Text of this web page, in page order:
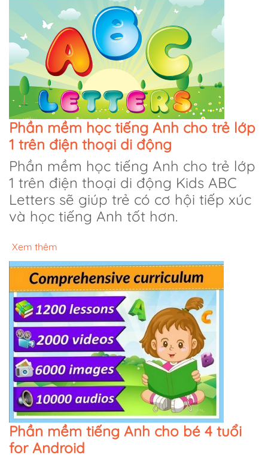
Phần mềm học tiếng Anh cho trẻ lớp
1 trên điện thoại di động
Phần mềm học tiếng Anh cho trẻ lớp
1 trên điện thoại di động Kids ABC
Letters sẽ giúp trẻ có cơ hội tiếp xúc
và học tiếng Anh tốt hơn.
Xem thêm
Phần mềm tiếng Anh cho bé 4 tuổi
for Android